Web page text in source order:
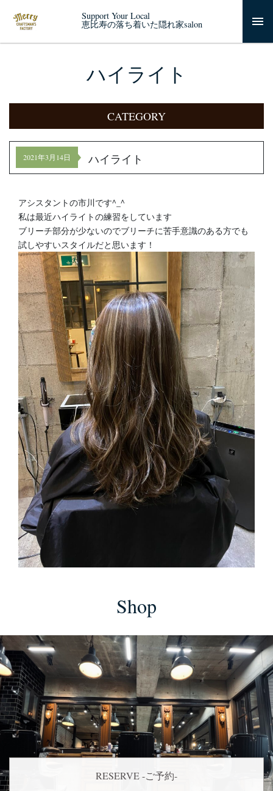
Support Your Local
恵比寿の落ち着いた隠れ家salon
ハイライト
CATEGORY
2021年3月14日 ハイライト
アシスタントの市川です^_^
私は最近ハイライトの練習をしています
ブリーチ部分が少ないのでブリーチに苦手意識のある方でも
試しやすいスタイルだと思います！
Shop
RESERVE -ご予約-